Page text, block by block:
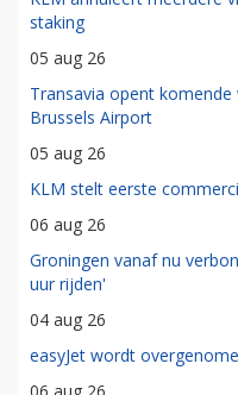
staking
05 aug 26
Transavia opent
Brussels Airport
05 aug 26
KLM stelt eerste
06 aug 26
Groningen vanaf nu
uur rijden'
04 aug 26
easyJet wordt